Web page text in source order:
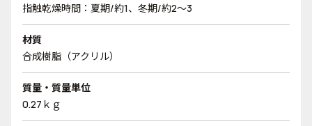
指触乾燥時間：夏期/約1、冬期/約2～3
材質
合成樹脂（アクリル）
質量・質量単位
0.27ｋｇ